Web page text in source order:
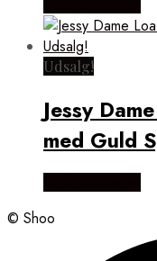
Udsalg!
Jessy
med Guld
© Shoo